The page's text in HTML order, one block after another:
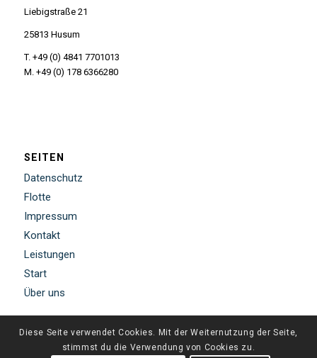
Liebigstraße 21
25813 Husum
T. +49 (0) 4841 7701013
M. +49 (0) 178 6366280
SEITEN
Datenschutz
Flotte
Impressum
Kontakt
Leistungen
Start
Über uns
Diese Seite verwendet Cookies. Mit der Weiternutzung der Seite,
stimmst du die Verwendung von Cookies zu.